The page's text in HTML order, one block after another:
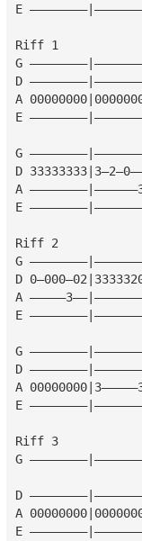
E
Riff 1
G
D
A
E
G
D
A
E
Riff 2
G
D
A
E
G
D
A
E
Riff 3
G
D
A
E